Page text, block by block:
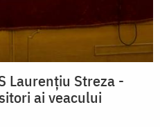
Laurențiu Streza -
ai veacului